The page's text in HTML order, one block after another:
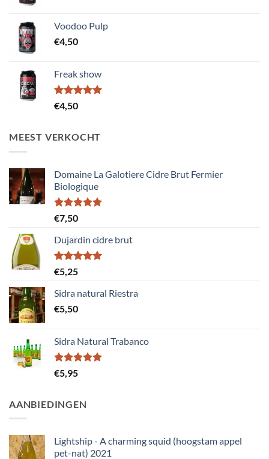
Voodoo Pulp
€4,50
Freak show
Gewaardeerd
5.00
€4,50
MEEST VERKOCHT
Domaine La Galotiere Cidre Brut Fermier
Biologique
Gewaardeerd
5.00
€7,50
Dujardin cidre brut
Gewaardeerd
5.00
€5,25
Sidra natural Riestra
€5,50
Sidra Natural Trabanco
Gewaardeerd
5.00
€5,95
AANBIEDINGEN
Lightship - A charming squid (hoogstam appel
pet-nat) 2021